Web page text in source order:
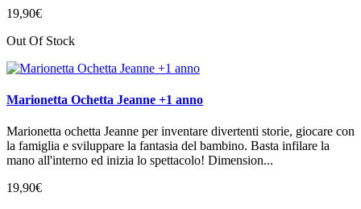
19,90€
Out Of Stock
Marionetta Ochetta Jeanne +1 anno
Marionetta ochetta Jeanne per inventare divertenti storie, giocare con
la famiglia e sviluppare la fantasia del bambino. Basta infilare la
mano all'interno ed inizia lo spettacolo! Dimension...
19,90€